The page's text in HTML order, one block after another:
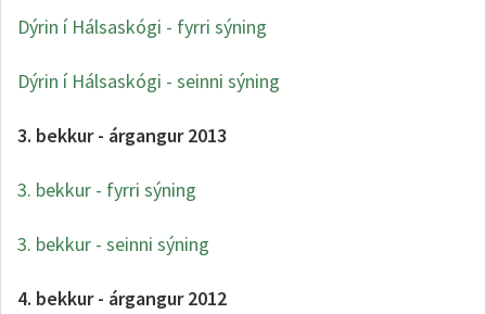
Dýrin í Hálsaskógi - fyrri sýning
Dýrin í Hálsaskógi - seinni sýning
3. bekkur - árgangur 2013
3. bekkur - fyrri sýning
3. bekkur - seinni sýning
4. bekkur - árgangur 2012